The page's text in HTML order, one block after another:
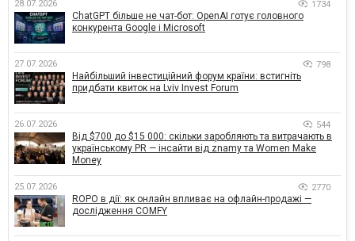
28.07.2026 1734
ChatGPT більше не чат-бот: OpenAI готує головного
конкурента Google і Microsoft
27.07.2026 798
Найбільший інвестиційний форум країни: встигніть
придбати квиток на Lviv Invest Forum
26.07.2026 544
Від $700 до $15 000: скільки заробляють та витрачають в
українському PR — інсайти від znamy та Women Make
Money
25.07.2026 2770
ROPO в дії: як онлайн впливає на офлайн-продажі —
дослідження COMFY